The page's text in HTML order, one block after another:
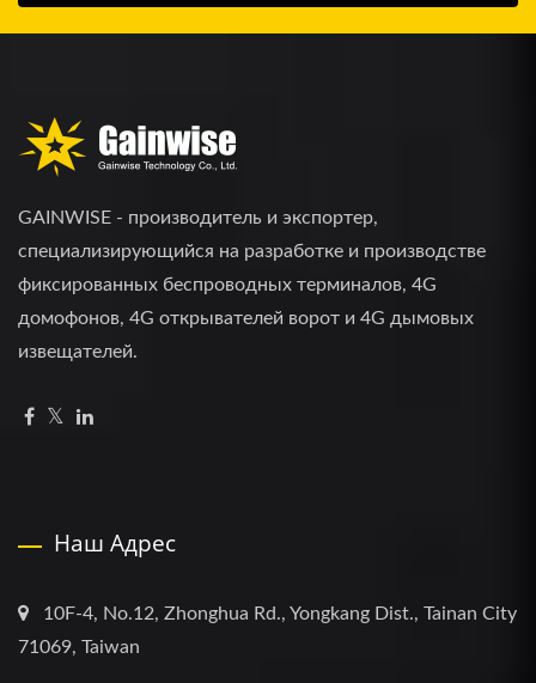
GAINWISE - производитель и экспортер,
специализирующийся на разработке и производстве
фиксированных беспроводных терминалов, 4G
домофонов, 4G открывателей ворот и 4G дымовых
извещателей.
Наш Адрес
10F-4, No.12, Zhonghua Rd., Yongkang Dist., Tainan City
71069, Taiwan